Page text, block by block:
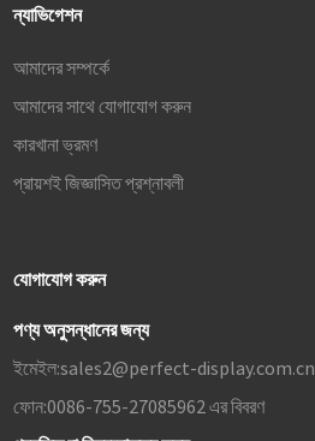
ন্যাভিগেশন
আমাদের সম্পর্কে
আমাদের সাথে যোগাযোগ করুন
কারখানা ভ্রমণ
প্রায়শই জিজ্ঞাসিত প্রশ্নাবলী
যোগাযোগ করুন
পণ্য অনুসন্ধানের জন্য
ইমেইল:sales2@perfect-display.com.cn
ফোন:0086-755-27085962 এর বিবরণ